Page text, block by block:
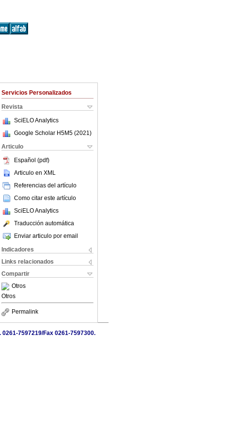
Servicios Personalizados
Revista
SciELO Analytics
Google Scholar H5M5 (2021 )
Articulo
Español (pdf)
Articulo en XML
Referencias del artículo
Como citar este artículo
SciELO Analytics
Traducción automática
Enviar articulo por email
Indicadores
Links relacionados
Compartir
Otros
Otros
Permalink
7597219/Fax 0261-7597300.